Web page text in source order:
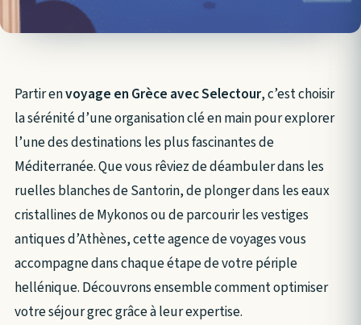
Partir envoyage en Grèce avec Selectour, c’est choisir
la sérénité d’une organisation clé en main pour explorer
l’une des destinations les plus fascinantes de
Méditerranée. Que vous rêviez de déambuler dans les
ruelles blanches de Santorin, de plonger dans les eaux
cristallines de Mykonos ou de parcourir les vestiges
antiques d’Athènes, cette agence de voyages vous
accompagne dans chaque étape de votre périple
hellénique. Découvrons ensemble comment optimiser
votre séjour grec grâce à leur expertise.